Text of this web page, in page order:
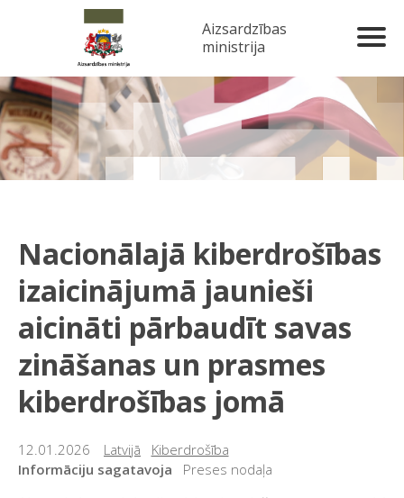
Aizsardzības
ministrija
Nacionālajā kiberdrošības
izaicinājumā jaunieši
aicināti pārbaudīt savas
zināšanas un prasmes
kiberdrošības jomā
12.01.2026 Latvijā
Kiberdrošība
Informāciju sagatavoja
Preses nodaļa